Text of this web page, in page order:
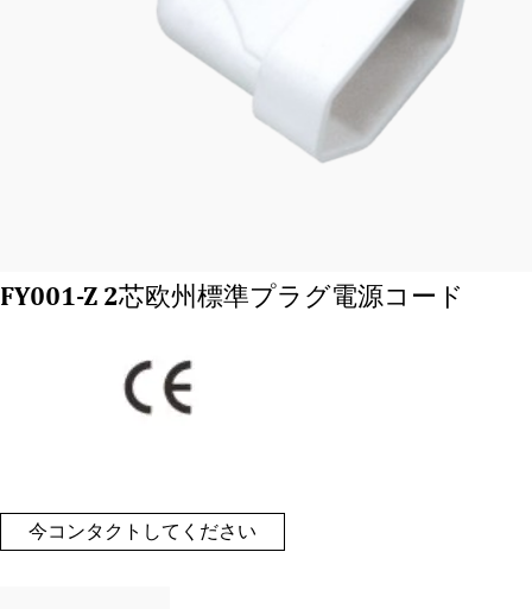
FY001-Z 2芯欧州標準プラグ電源コード
今コンタクトしてください